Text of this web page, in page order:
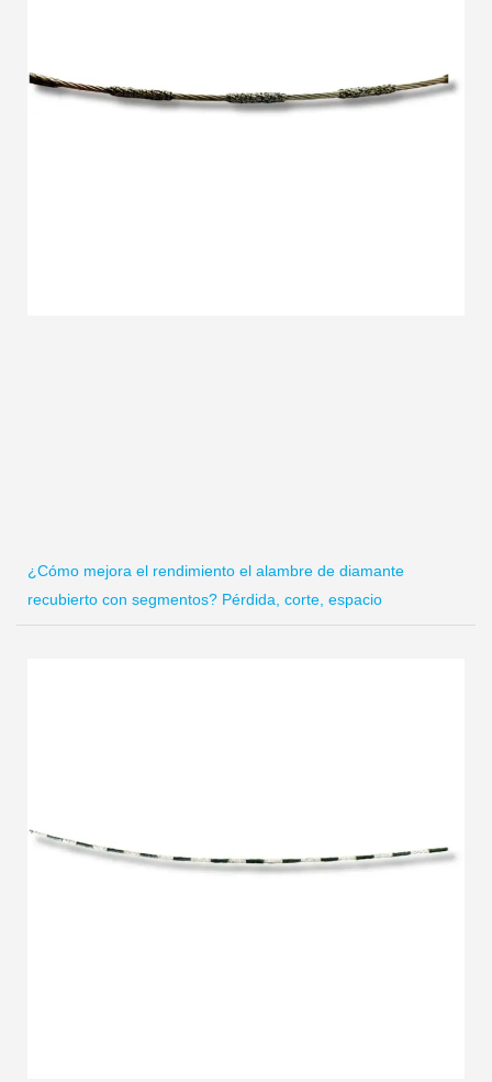
¿Cómo mejora el rendimiento el alambre de diamante
recubierto con segmentos? Pérdida, corte, espacio